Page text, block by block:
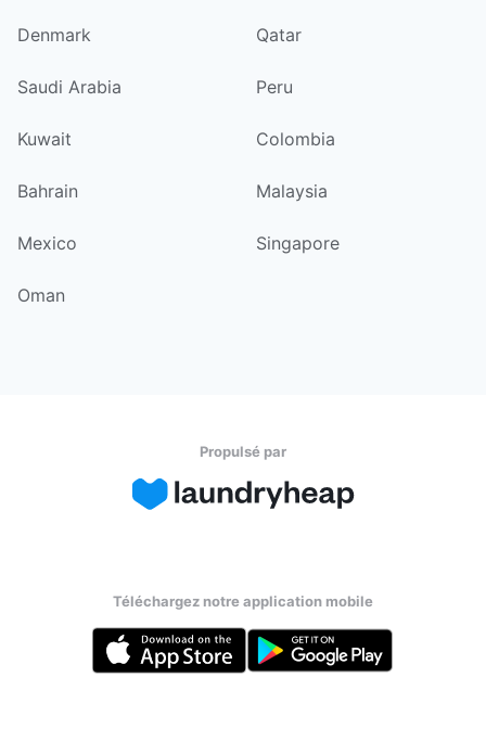
Denmark Qatar
Saudi Arabia Peru
Kuwait Colombia
Bahrain Malaysia
Mexico Singapore
Oman
Propulsé par
Téléchargez notre application mobile